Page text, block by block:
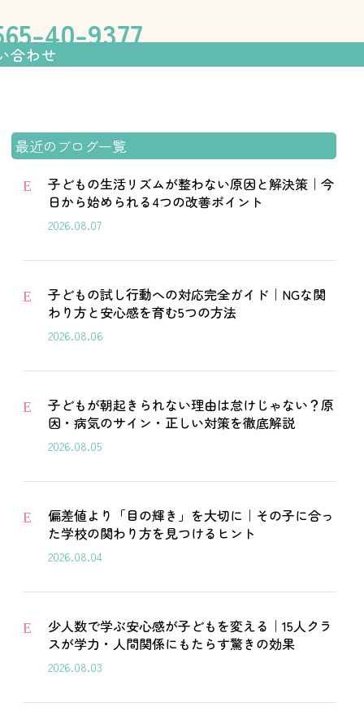
ばす学習塾「フォレスト個別
40-9377
合わせ
最近のブログ一覧
E
子どもの生活リズムが整わない原因と解決策｜今
日から始められる4つの改善ポイント
2026.08.07
E
子どもの試し行動への対応完全ガイド｜NGな関
わり方と安心感を育む5つの方法
2026.08.06
E
子どもが朝起きられない理由は怠けじゃない？原
因・病気のサイン・正しい対策を徹底解説
2026.08.05
E
偏差値より「目の輝き」を大切に｜その子に合っ
た学校の関わり方を見つけるヒント
2026.08.04
E
少人数で学ぶ安心感が子どもを変える｜15人クラ
スが学力・人間関係にもたらす驚きの効果
2026.08.03